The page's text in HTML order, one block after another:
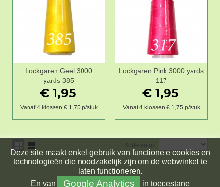
Lockgaren Geel 3000
yards 385
€ 1,95
Vanaf 4 klossen € 1,75 p/stuk
Lockgaren Pink 3000 yards
117
€ 1,95
Vanaf 4 klossen € 1,75 p/stuk
Sorteren op
Deze site maakt enkel gebruik van functionele cookies en
technologieën die noodzakelijk zijn om de webwinkel te
laten functioneren.
En van Google Analytics in toegestane